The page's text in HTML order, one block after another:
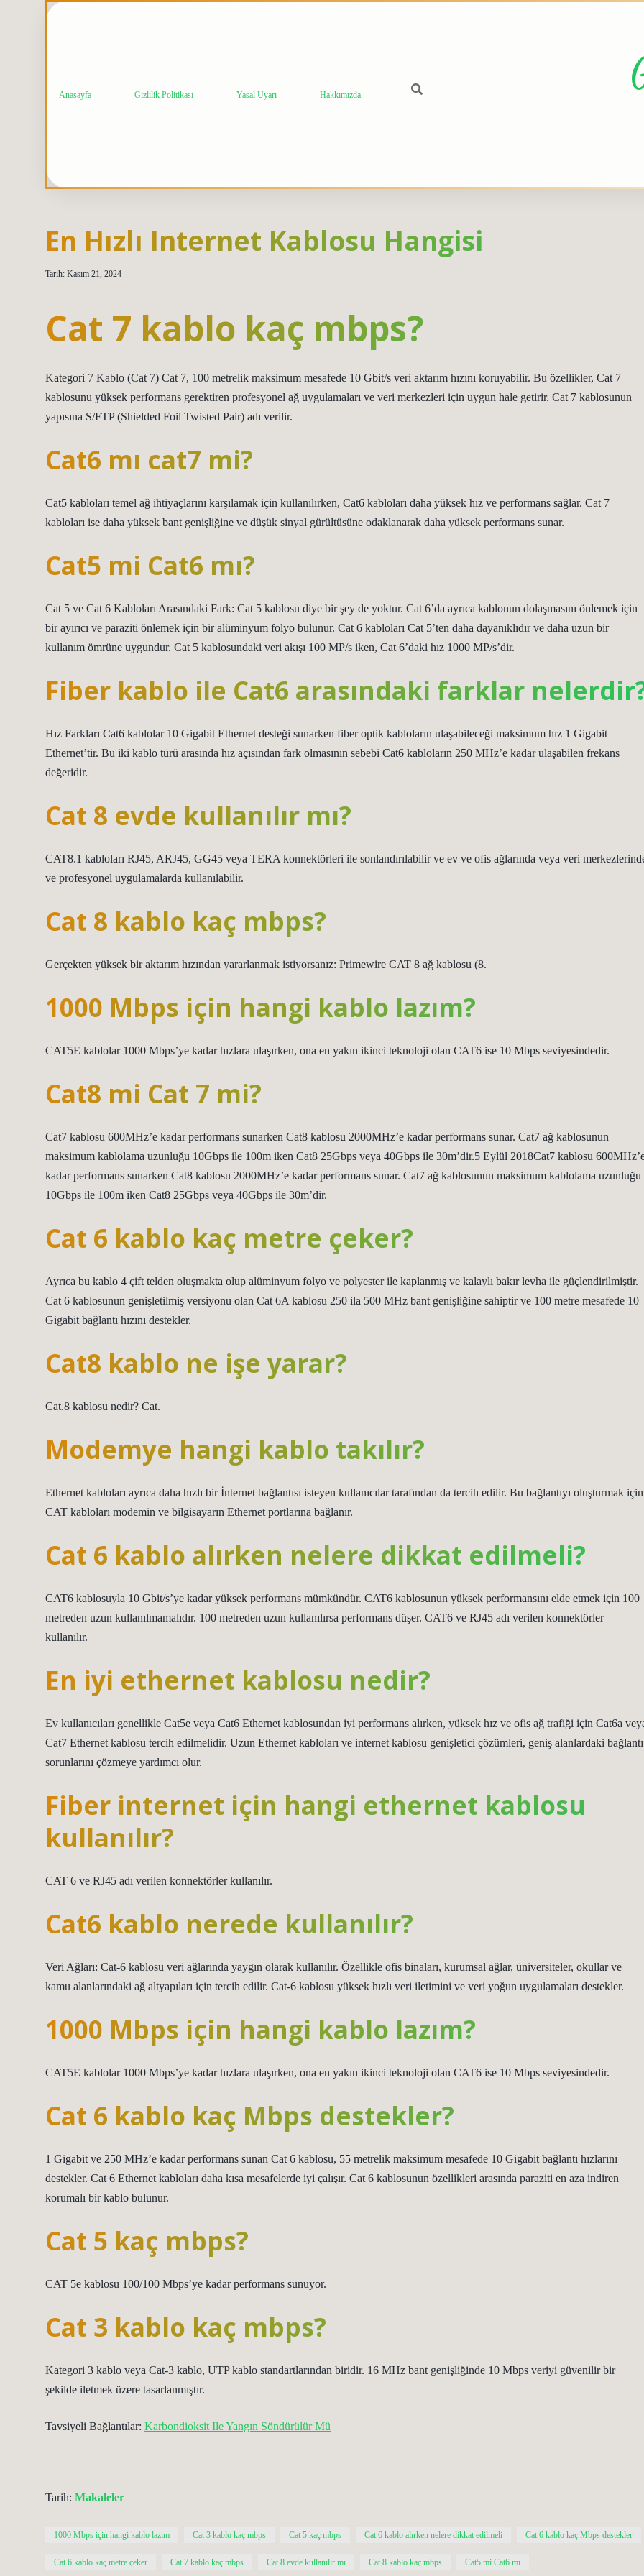
Anasayfa Gizlilik Politikası Yasal Uyarı Hakkımızda
En Hızlı Internet Kablosu Hangisi
Tarih: Kasım 21, 2024
Cat 7 kablo kaç mbps?
Kategori 7 Kablo (Cat 7) Cat 7, 100 metrelik maksimum mesafede 10 Gbit/s veri aktarım hızını koruyabilir. Bu özellikler, Cat 7
kablosunu yüksek performans gerektiren profesyonel ağ uygulamaları ve veri merkezleri için uygun hale getirir. Cat 7 kablosunun
yapısına S/FTP (Shielded Foil Twisted Pair) adı verilir.
Cat6 mı cat7 mi?
Cat5 kabloları temel ağ ihtiyaçlarını karşılamak için kullanılırken, Cat6 kabloları daha yüksek hız ve performans sağlar. Cat 7
kabloları ise daha yüksek bant genişliğine ve düşük sinyal gürültüsüne odaklanarak daha yüksek performans sunar.
Cat5 mi Cat6 mı?
Cat 5 ve Cat 6 Kabloları Arasındaki Fark: Cat 5 kablosu diye bir şey de yoktur. Cat 6’da ayrıca kablonun dolaşmasını önlemek için
bir ayırıcı ve paraziti önlemek için bir alüminyum folyo bulunur. Cat 6 kabloları Cat 5’ten daha dayanıklıdır ve daha uzun bir
kullanım ömrüne uygundur. Cat 5 kablosundaki veri akışı 100 MP/s iken, Cat 6’daki hız 1000 MP/s’dir.
Fiber kablo ile Cat6 arasındaki farklar
Hız Farkları Cat6 kablolar 10 Gigabit Ethernet desteği sunarken fiber optik kabloların ulaşabileceği maksimum hız 1 Gigabit
Ethernet’tir. Bu iki kablo türü arasında hız açısından fark olmasının sebebi Cat6 kabloların 250 MHz’e kadar ulaşabilen frekans
değeridir.
Cat 8 evde kullanılır mı?
CAT8.1 kabloları RJ45, ARJ45, GG45 veya TERA konnektörleri ile sonlandırılabilir ve ev ve ofis ağlarında veya veri
ve profesyonel uygulamalarda kullanılabilir.
Cat 8 kablo kaç mbps?
Gerçekten yüksek bir aktarım hızından yararlanmak istiyorsanız: Primewire CAT 8 ağ kablosu (8.
1000 Mbps için hangi kablo lazım?
CAT5E kablolar 1000 Mbps’ye kadar hızlara ulaşırken, ona en yakın ikinci teknoloji olan CAT6 ise 10 Mbps seviyesindedir.
Cat8 mi Cat 7 mi?
Cat7 kablosu 600MHz’e kadar performans sunarken Cat8 kablosu 2000MHz’e kadar performans sunar. Cat7 ağ kablosunun
maksimum kablolama uzunluğu 10Gbps ile 100m iken Cat8 25Gbps veya 40Gbps ile 30m’dir.5 Eylül 2018Cat7 kablosu
kadar performans sunarken Cat8 kablosu 2000MHz’e kadar performans sunar. Cat7 ağ kablosunun maksimum kablolama uzunluğu
10Gbps ile 100m iken Cat8 25Gbps veya 40Gbps ile 30m’dir.
Cat 6 kablo kaç metre çeker?
Ayrıca bu kablo 4 çift telden oluşmakta olup alüminyum folyo ve polyester ile kaplanmış ve kalaylı bakır levha ile güçlendirilmiştir.
Cat 6 kablosunun genişletilmiş versiyonu olan Cat 6A kablosu 250 ila 500 MHz bant genişliğine sahiptir ve 100 metre mesafede 10
Gigabit bağlantı hızını destekler.
Cat8 kablo ne işe yarar?
Cat.8 kablosu nedir? Cat.
Modemye hangi kablo takılır?
Ethernet kabloları ayrıca daha hızlı bir İnternet bağlantısı isteyen kullanıcılar tarafından da tercih edilir. Bu bağlantıyı oluşturmak için
CAT kabloları modemin ve bilgisayarın Ethernet portlarına bağlanır.
Cat 6 kablo alırken nelere dikkat edilmeli?
CAT6 kablosuyla 10 Gbit/s’ye kadar yüksek performans mümkündür. CAT6 kablosunun yüksek performansını elde etmek için 100
metreden uzun kullanılmamalıdır. 100 metreden uzun kullanılırsa performans düşer. CAT6 ve RJ45 adı verilen konnektörler
kullanılır.
En iyi ethernet kablosu nedir?
Ev kullanıcıları genellikle Cat5e veya Cat6 Ethernet kablosundan iyi performans alırken, yüksek hız ve ofis ağ trafiği için Cat6a
Cat7 Ethernet kablosu tercih edilmelidir. Uzun Ethernet kabloları ve internet kablosu genişletici çözümleri, geniş alanlardaki bağlantı
sorunlarını çözmeye yardımcı olur.
Fiber internet için hangi ethernet kablosu
kullanılır?
CAT 6 ve RJ45 adı verilen konnektörler kullanılır.
Cat6 kablo nerede kullanılır?
Veri Ağları: Cat-6 kablosu veri ağlarında yaygın olarak kullanılır. Özellikle ofis binaları, kurumsal ağlar, üniversiteler, okullar ve
kamu alanlarındaki ağ altyapıları için tercih edilir. Cat-6 kablosu yüksek hızlı veri iletimini ve veri yoğun uygulamaları destekler.
1000 Mbps için hangi kablo lazım?
CAT5E kablolar 1000 Mbps’ye kadar hızlara ulaşırken, ona en yakın ikinci teknoloji olan CAT6 ise 10 Mbps seviyesindedir.
Cat 6 kablo kaç Mbps destekler?
1 Gigabit ve 250 MHz’e kadar performans sunan Cat 6 kablosu, 55 metrelik maksimum mesafede 10 Gigabit bağlantı hızlarını
destekler. Cat 6 Ethernet kabloları daha kısa mesafelerde iyi çalışır. Cat 6 kablosunun özellikleri arasında paraziti en aza indiren
korumalı bir kablo bulunur.
Cat 5 kaç mbps?
CAT 5e kablosu 100/100 Mbps’ye kadar performans sunuyor.
Cat 3 kablo kaç mbps?
Kategori 3 kablo veya Cat-3 kablo, UTP kablo standartlarından biridir. 16 MHz bant genişliğinde 10 Mbps veriyi güvenilir bir
şekilde iletmek üzere tasarlanmıştır.
Tavsiyeli Bağlantılar: Karbondioksit Ile Yangın Söndürülür Mü
Tarih: Makaleler
1000 Mbps için hangi kablo lazım Cat 3 kablo kaç mbps Cat 5 kaç mbps Cat 6 kablo alırken nelere dikkat edilmeli Cat 6 kablo kaç Mbps destekler
Cat 6 kablo kaç metre çeker Cat 7 kablo kaç mbps Cat 8 evde kullanılır mı Cat 8 kablo kaç mbps Cat5 mi Cat6 mı